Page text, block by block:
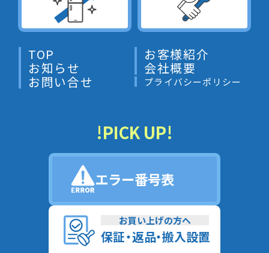
TOP お客様紹介
お知らせ 会社概要
お問い合せ プライバシーポリシー
!PICK UP!
エラー番号表
お買い上げの方へ
保証・返品・搬入設置